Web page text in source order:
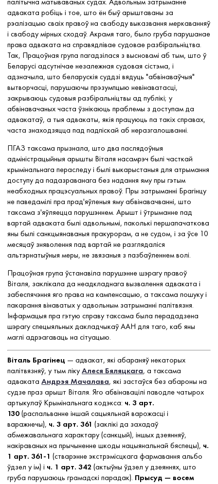
адваката робіць і тое, што ён быў арыштаваны за
рэалізацыю сваіх правоў на свабоду выказвання меркаванняў
і свабоду мірных сходаў. Акрамя таго, было груба парушанае
права адваката на справядлівае судовае разбіральніцтва.
Так, Працоўная група пагадзілася з высновамі аб тым, што ў
Беларусі адсутнічае незалежная судовая сістэма, і
адзначыла, што беларускія суддзі вядуць "абвінаваўчыя"
вытворчасці, парушаючы прэзумпцыю невінаватасці,
закрываюць судовыя разбіральніцтвы ад публікі; у
абвінавачаных часта ўзнікаюць праблемы з доступам да
адвакатаў, а тыя адвакаты, якія працуюць па такіх справах,
часта знаходзяцца пад падпіскай аб неразгалошванні.
ПГАЗ таксама прызнала, што два паслядоўныя
адміністрацыйныя арышты Віталя насамрэч былі часткай
крымінальнага пераследу і былі выкарыстаныя для атрымання
доступу да падазраванага без надання яму пры гэтым
неабходных працэсуальных правоў. Пры затрыманні Брагінцу
не паведамілі пра прад'яўленыя яму абвінавачванні, што
таксама з'яўляецца парушэннем. Арышт і ўтрыманне пад
вартай адваката былі адвольнымі, паколькі першапачаткова
яны былі санкцыянаваныя пракурорам, а не судом, і за ўсе 10
месяцаў зняволення пад вартай не разглядаліся
альтэрнатыўныя меры, не звязаныя з пазбаўленнем волі.
Працоўная група ўстанавіла парушэнне шэрагу правоў
Віталя, заклікала да неадкладнага вызвалення адваката і
забеспячэння яго права на кампенсацыю, а таксама пошуку і
пакарання вінаватых у адвольным затрыманні палітвязня.
Інфармацыя пра гэтую справу таксама была перададзена
шэрагу спецыяльных дакладчыкаў ААН для таго, каб яны
маглі адрэагаваць на сітуацыю.
Віталь Брагінец — адвакат, які абараняў некаторых
палітвязняў, у тым лікуАлеся Бяляцкага, а таксама
адваката Андрэя Мачалава, які застаўся без абароны на
судзе праз арышт Віталя. Яго абвінавацілі паводле чатырох
артыкулаў Крымінальнага кодэкса: ч. 3 арт.
130(распальванне іншай сацыяльнай варожасці і
варажнечы), ч. 3 арт. 361 (заклікі да захадаў
абмежавальнага характару (санкцый), іншых дзеянняў,
накіраваных на прычыненне шкоды нацыянальнай бяспецы), ч.
1 арт. 361-1 (стварэнне экстрэмісцкага фармавання альбо
ўдзел у ім) і ч. 1 арт. 342 (актыўны ўдзел у дзеяннях, што
груба парушаюць грамадскі парадак). Прысуд — восем